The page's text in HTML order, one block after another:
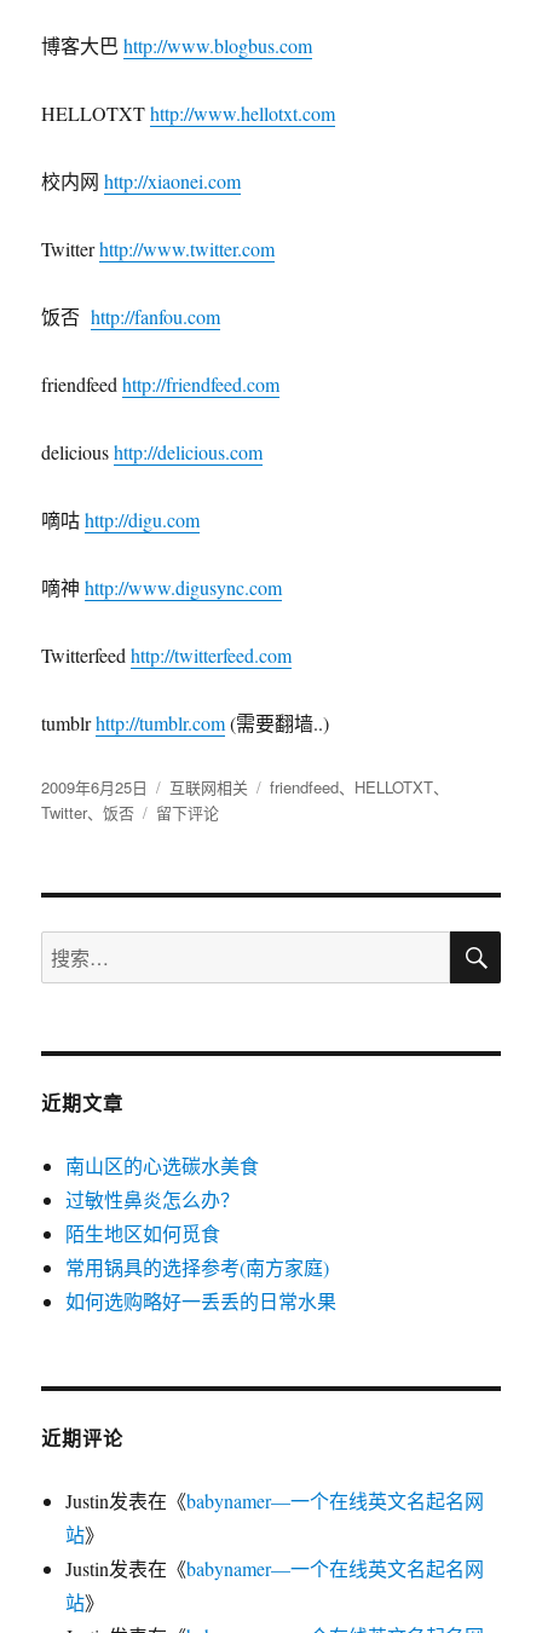
博客大巴http://www.blogbus.com
HELLOTXThttp://www.hellotxt.com
校内网http://xiaonei.com
Twitterhttp://www.twitter.com
饭否http://fanfou.com
friendfeedhttp://friendfeed.com
delicioushttp://delicious.com
嘀咕http://digu.com
嘀神http://www.digusync.com
Twitterfeedhttp://twitterfeed.com
tumblrhttp://tumblr.com(需要翻墙..)
发
布
2009年6月25日
分
类
互联网相关
标
friendfeed、 HELLOTXT、
Twitter、饭否
于
WEB
息
布
留下评论
搜
索：
搜
近期文章
南山区的心选碳水美食
过敏性鼻炎怎么办？
陌生地区如何觅食
常用锅具的选择参考(南方家庭)
如何选购略好一丢丢的日常水果
近期评论
Justin发表在《babynamer—一个在线英文名起名网
站》
Justin发表在《babynamer—一个在线英文名起名网
站》